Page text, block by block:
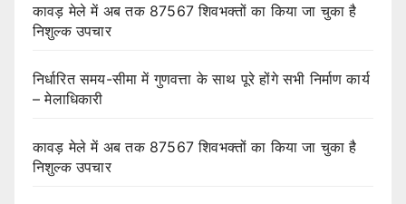
कावड़ मेले में अब तक 87567 शिवभक्तों का किया जा चुका है
निशुल्क उपचार
निर्धारित समय-सीमा में गुणवत्ता के साथ पूरे होंगे सभी निर्माण कार्य
– मेलाधिकारी
कावड़ मेले में अब तक 87567 शिवभक्तों का किया जा चुका है
निशुल्क उपचार